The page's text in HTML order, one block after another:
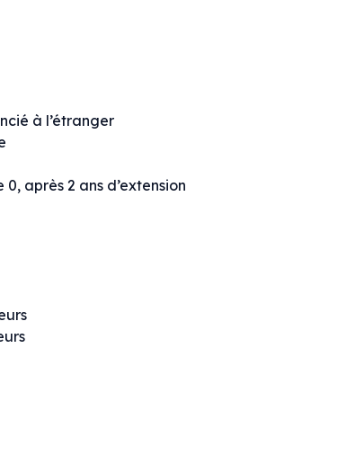
à l’étranger
après 2 ans d’extension